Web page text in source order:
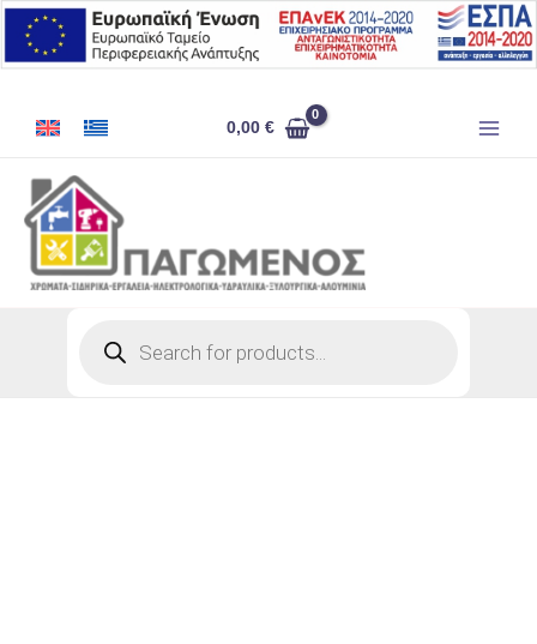
Μετάβαση
στο
περιεχόμενο
0,00€
ΣΥΡΤΑΡΙ
ΚΟΥΤΙ
60
ποσότητα